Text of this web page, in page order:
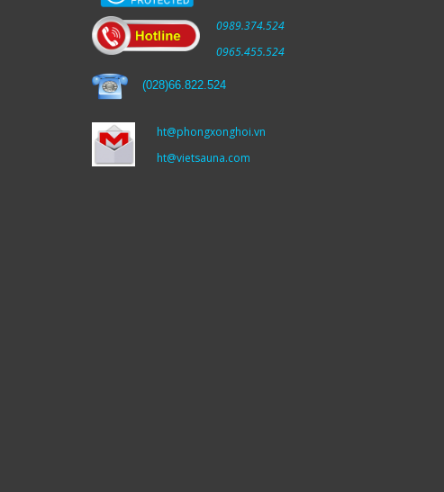
0989.374.524
0965.455.524
(028)66.822.524
ht@phongxonghoi.vn
ht@vietsauna.com